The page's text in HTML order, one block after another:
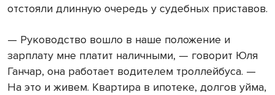
отстояли длинную очередь у судебных приставов.
— Руководство вошло в наше положение и
зарплату мне платит наличными, — говорит Юля
Ганчар, она работает водителем троллейбуса. —
На это и живем. Квартира в ипотеке, долгов уйма,